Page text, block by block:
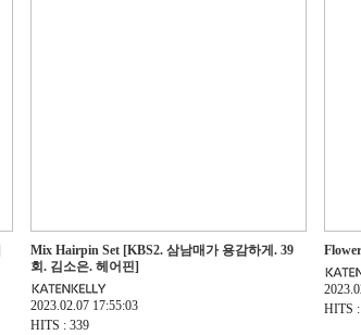
Mix Hairpin Set [KBS2. 삼남매가 용감하게. 39
회. 김소은. 헤어핀]
2023.02.07 17:55:03
HITS : 339
HITS